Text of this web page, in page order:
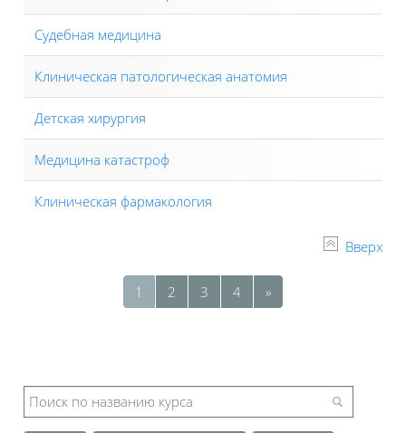
Судебная медицина
Клиническая патологическая анатомия
Детская хирургия
Медицина катастроф
Клиническая фармакология
Вверх
1 Страница 1
2 Страница 2
3 Страница 3
4Страница 4
»Следующая страница